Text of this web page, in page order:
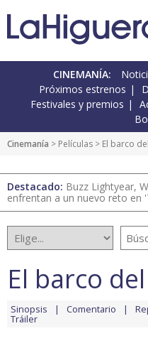
CINEMANÍA:
Próximos estrenos
Festivales y premios
Cinemanía > Películas > El barco
Destacado: Buzz Lightyear,
enfrentan a un nuevo reto en
El barco
Sinopsis Comentario
Tráiler